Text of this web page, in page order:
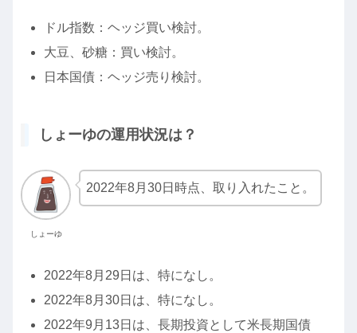
ドル指数：ヘッジ買い検討。
大豆、砂糖：買い検討。
日本国債：ヘッジ売り検討。
しょーゆの運用状況は？
しょーゆ
2022年8月30日時点、取り入れたこと。
2022年8月29日は、特になし。
2022年8月30日は、特になし。
2022年9月13日は、長期投資として米長期国債